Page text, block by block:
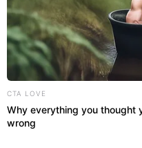
🧪
Mistura
branco ajuda a
minerais e
🧽
Ação
fungos
CTA LOVE
Why everything you thought
wrong